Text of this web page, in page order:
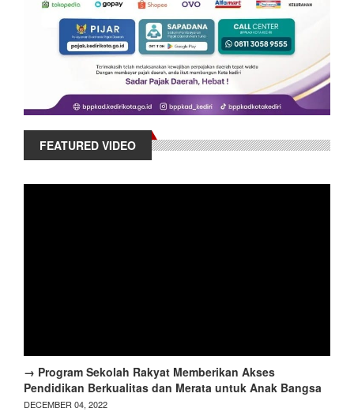
FEATURED VIDEO
→ Program Sekolah Rakyat Memberikan Akses
Pendidikan Berkualitas dan Merata untuk Anak Bangsa
DECEMBER 04, 2022